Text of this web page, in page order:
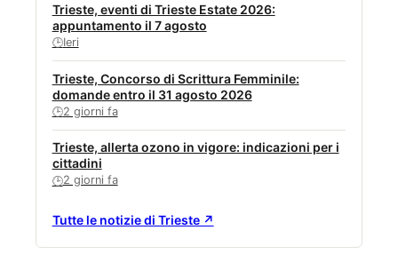
Trieste, eventi di Trieste Estate 2026:
appuntamento il 7 agosto
🕒Ieri
Trieste, Concorso di Scrittura Femminile:
domande entro il 31 agosto 2026
🕒2 giorni fa
Trieste, allerta ozono in vigore: indicazioni per i
cittadini
🕒2 giorni fa
Tutte le notizie di Trieste ↗